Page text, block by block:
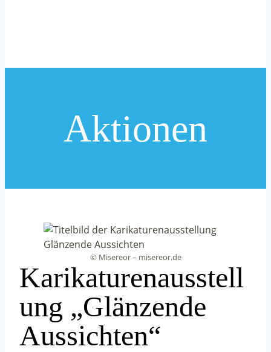
Aktionen
© Misereor – misereor.de
Karikaturenausstell
ung „Glänzende
Aussichten“